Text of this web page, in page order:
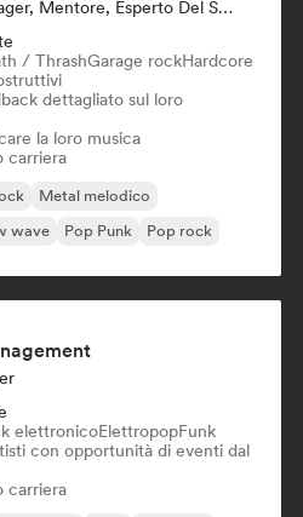
Etichetta, Manager, Mentore, Esperto Del Suono
/ ThrashGarage rockHardcore
dettagliato sul loro
la loro musica
carriera
Metal melodico
wave Pop Punk Pop rock
elettronicoElettropopFunk
con opportunità di eventi dal
carriera